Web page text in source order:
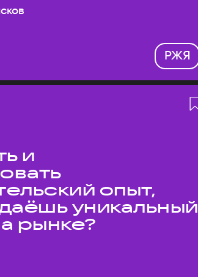
РЖЯ
и
опыт,
уникальный
рынке?